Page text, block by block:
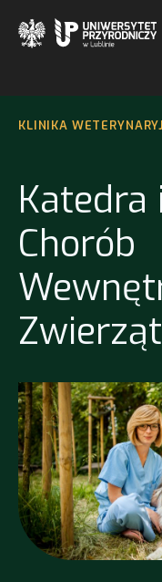
KLINIKA
Katedra
Chorób
Zwierząt